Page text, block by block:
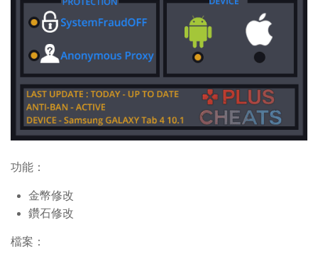
功能：
金幣修改
鑽石修改
檔案：